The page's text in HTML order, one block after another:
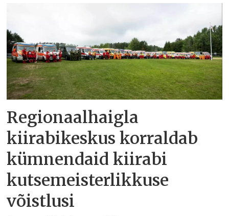
Regionaalhaigla
kiirabikeskus korraldab
kümnendaid kiirabi
kutsemeisterlikkuse
võistlusi